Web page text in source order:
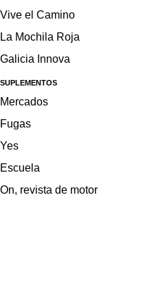
Vive el Camino
La Mochila Roja
Galicia Innova
SUPLEMENTOS
Mercados
Fugas
Yes
Escuela
On, revista de motor